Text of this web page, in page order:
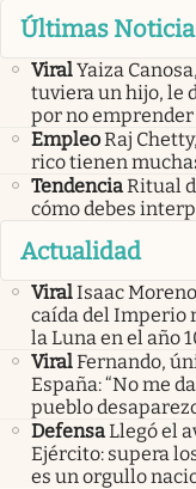
Últimas
ViralYaiza
tuviera un hijo, le
por no emprender
EmpleoRaj
rico tienen
TendenciaRitual
cómo debes
Actualidad
ViralIsaac
caída del Imperio
la Luna en el año
ViralFernando,
España: “No me
pueblo
DefensaLlegó el
Ejército: supera
es un orgullo